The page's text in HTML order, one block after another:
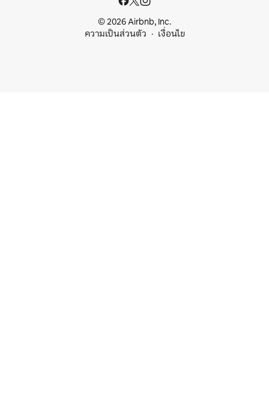
© 2026 Airbnb, Inc.
ความเป็นส่วนตัว
เงื่อนไข